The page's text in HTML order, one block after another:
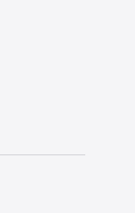
连恒隆广场